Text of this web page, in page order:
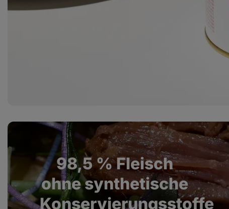
98,5 % Fleisch
ohne synthetische
Konservierungsstoffe